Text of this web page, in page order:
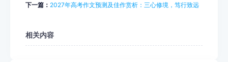
下一篇： 2027年高考作文预测及佳作赏析：三心修境，笃行致远
相关内容